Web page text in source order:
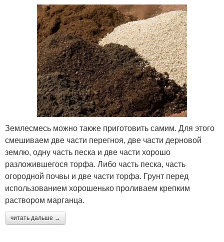
Землесмесь можно также приготовить самим. Для этого
смешиваем две части перегноя, две части дерновой
землю, одну часть песка и две части хорошо
разложившегося торфа. Либо часть песка, часть
огородной почвы и две части торфа. Грунт перед
использованием хорошенько проливаем крепким
раствором марганца.
читать дальше →